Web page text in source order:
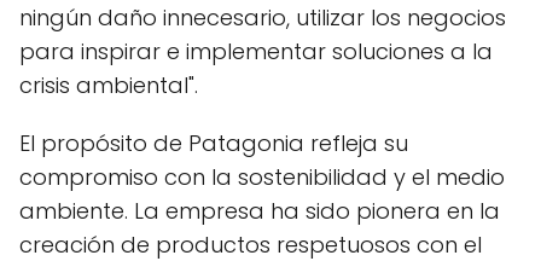
ningún daño innecesario, utilizar los negocios
para inspirar e implementar soluciones a la
crisis ambiental".
El propósito de Patagonia refleja su
compromiso con la sostenibilidad y el medio
ambiente. La empresa ha sido pionera en la
creación de productos respetuosos con el